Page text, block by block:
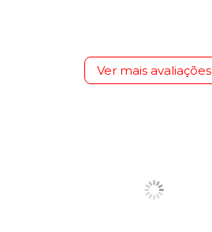
Ver mais avaliações